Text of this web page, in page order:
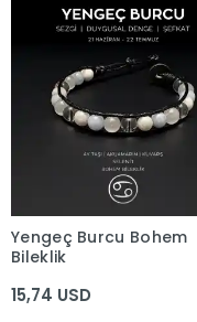
Yengeç Burcu Bohem
Bileklik
15,74 USD